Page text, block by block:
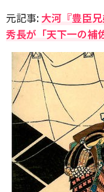
元記事:大河『豊臣
秀長が「天下一の補